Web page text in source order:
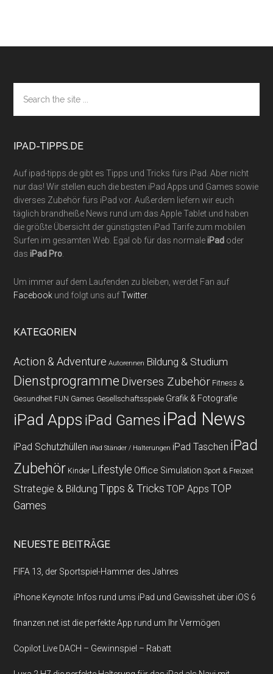
Footer
the
site
IPAD-TIPPS.DE
Auf ipad-tipps.de gibt es Tipps und Tricks fürs iPad. Aber nicht
nur das! Wir stellen euch die besten iPad Apps und Games sowie
diverses Zubehör fürs iPad vor. Außerdem liefern wir euch
täglich brandheiße News rund um das Apple Tablet und haben
die größte Übersicht der günstigsten iPad Tarife zum mobilen
Surfen im gesamten Web. Egal ob für das normaleiPad oder
dasiPad Pro
Um immer auf dem Laufenden zu bleiben, werdet Fan auf
Facebook und folgt uns aufTwitter.
KATEGORIEN
Action & Adventure Autorennen Bildung & Studium
Dienstprogramme Diverses Zubehör Fitness &
Gesundheit FUN Games Gesellschaftsspiele Grafik & Fotografie
iPad Apps iPad Games iPad News
iPad Schutzhüllen iPad Ständer / Halterungen iPad Taschen iPad
Zubehör Kinder Lifestyle Office Simulation Sport & Freizeit
Strategie & Bildung Tipps & Tricks TOP Apps TOP
Games
NEUESTE BEITRÄGE
FIFA 13, der Sportspiel-Hammer des Jahres
iPhone Keynote: Infos rund ums iPad und Gewissheit über iOS 6
finanzen.net ist die perfekte App rund um Ihr Vermögen
Copilot Live DACH – Gewinnspiel – Rabatt